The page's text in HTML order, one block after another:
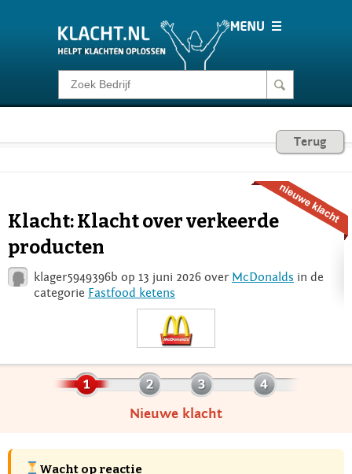
Klacht melden
Consumentenrecht
Voor Bedrijven
Login
Terug
Klacht: Klacht over verkeerde
producten
klager5949396b op 13 juni 2026 over McDonalds in de
categorie Fastfood ketens
Nieuwe klacht
Wacht op reactie